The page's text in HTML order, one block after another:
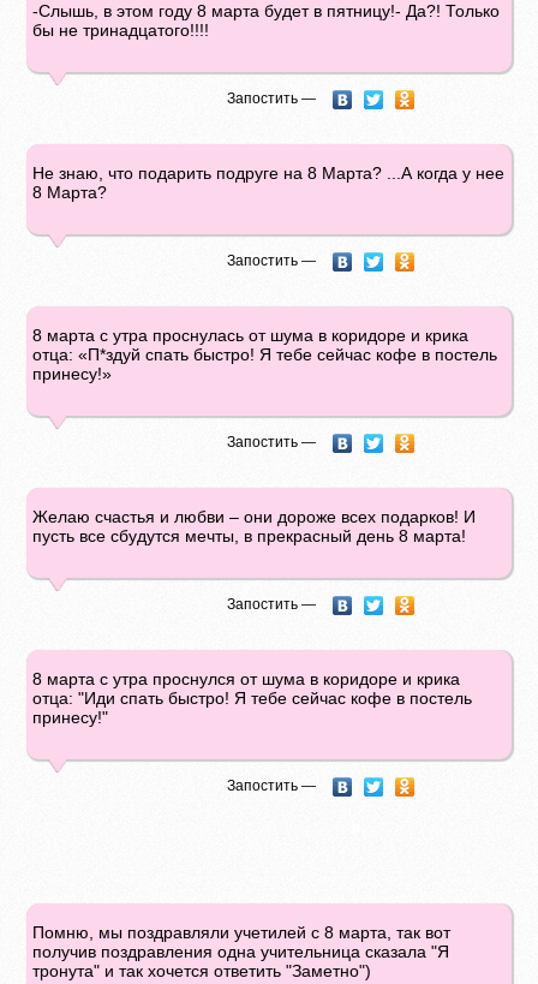
-Слышь, в этом году 8 марта будет в пятницу!- Да?! Только
бы не тринадцатого!!!!
Запостить —
Не знаю, что подарить подруге на 8 Марта? ...А когда у нее
8 Марта?
Запостить —
8 марта с утра проснулась от шума в коридоре и крика
отца: «П*здуй спать быстро! Я тебе сейчас кофе в постель
принесу!»
Запостить —
Желаю счастья и любви – они дороже всех подарков! И
пусть все сбудутся мечты, в прекрасный день 8 марта!
Запостить —
8 марта с утра проснулся от шума в коридоре и крика
отца: "Иди спать быстро! Я тебе сейчас кофе в постель
принесу!"
Запостить —
Помню, мы поздравляли учетилей с 8 марта, так вот
получив поздравления одна учительница сказала "Я
тронута" и так хочется ответить "Заметно")